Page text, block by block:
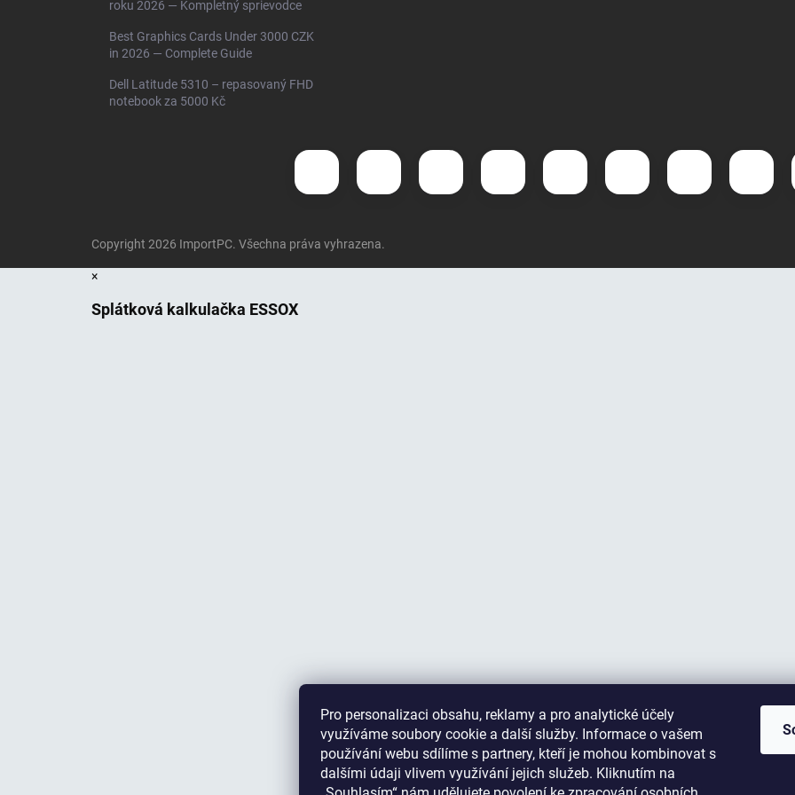
Pro personalizaci obsahu, reklamy a pro analytické účely
využíváme soubory cookie a další služby. Informace o vašem
používání webu sdílíme s partnery, kteří je mohou kombinovat s
dalšími údaji vlivem využívání jejich služeb. Kliknutím na
roku 2026 — Kompletný sprievodce
Best Graphics Cards Under 3000 CZK
in 2026 — Complete Guide
Dell Latitude 5310 – repasovaný FHD
notebook za 5000 Kč
Copyright 2026 ImportPC. Všechna práva vyhrazena.
×
Splátková kalkulačka ESSOX